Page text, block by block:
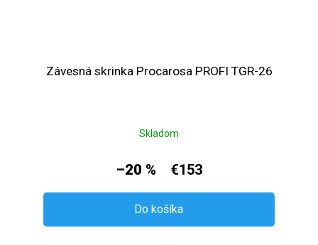
Závesná skrinka Procarosa PROFI TGR-26
Skladom
–20 % €153
Do košíka